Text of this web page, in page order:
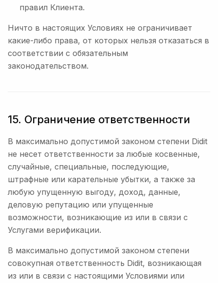
правил Клиента.
Ничто в настоящих Условиях не ограничивает
какие-либо права, от которых нельзя отказаться в
соответствии с обязательным
законодательством.
15. Ограничение ответственности
В максимально допустимой законом степени Didit
не несет ответственности за любые косвенные,
случайные, специальные, последующие,
штрафные или карательные убытки, а также за
любую упущенную выгоду, доход, данные,
деловую репутацию или упущенные
возможности, возникающие из или в связи с
Услугами верификации.
В максимально допустимой законом степени
совокупная ответственность Didit, возникающая
из или в связи с настоящими Условиями или